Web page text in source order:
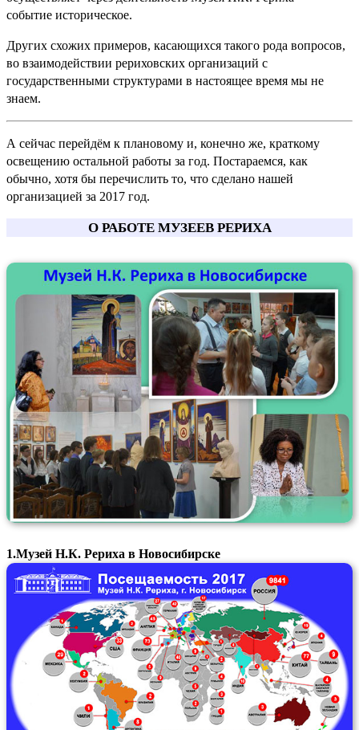
событие историческое.
Других схожих примеров, касающихся такого рода вопросов,
во взаимодействии рериховских организаций с
государственными структурами в настоящее время мы не
знаем.
А сейчас перейдём к плановому и, конечно же, краткому
освещению остальной работы за год. Постараемся, как
обычно, хотя бы перечислить то, что сделано нашей
организацией за 2017 год.
О РАБОТЕ МУЗЕЕВ РЕРИХА
1.Музей Н.К. Рериха в Новосибирске